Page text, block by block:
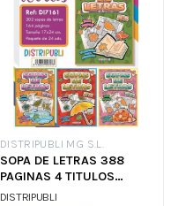
DISTRIPUBLI MG S.L.
SOPA DE LETRAS 388
PAGINAS 4 TITULOS
SURTIDOS
DISTRIPUBLI